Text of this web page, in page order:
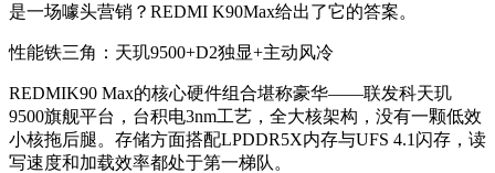
是一场噱头营销？REDMI K90Max给出了它的答案。
性能铁三角：天玑9500+D2独显+主动风冷
REDMIK90 Max的核心硬件组合堪称豪华——联发科天玑
9500旗舰平台，台积电3nm工艺，全大核架构，没有一颗低效
小核拖后腿。存储方面搭配LPDDR5X内存与UFS 4.1闪存，读
写速度和加载效率都处于第一梯队。